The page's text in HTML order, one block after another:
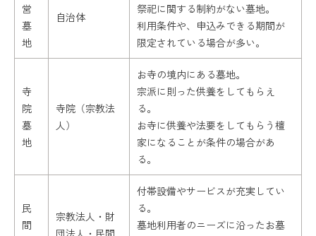
営
墓
地
自治体
祭祀に関する制約がない墓地。
利用条件や、申込みできる期間が
限定されている場合が多い。
寺
院
墓
地
寺院（宗教法
人）
お寺の境内にある墓地。
宗派に則った供養をしてもらえ
る。
お寺に供養や法要をしてもらう檀
家になることが条件の場合があ
る。
民
間
宗教法人・財
団法人・民間
付帯設備やサービスが充実してい
る。
墓地利用者のニーズに沿ったお墓